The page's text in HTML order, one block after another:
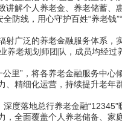
解个人养老金、养老储蓄、
防线，用心守护百姓“养老钱
泛的养老金融服务体系，
老规划师团队，成员均经
”，将各养老金融服务中心
精细化运营，持续提升老年
落地总行养老金融“12345”
全面覆盖个人养老储备、家